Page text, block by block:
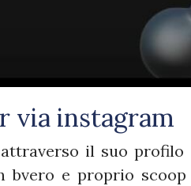
via instagram
il suo
bvero e proprio